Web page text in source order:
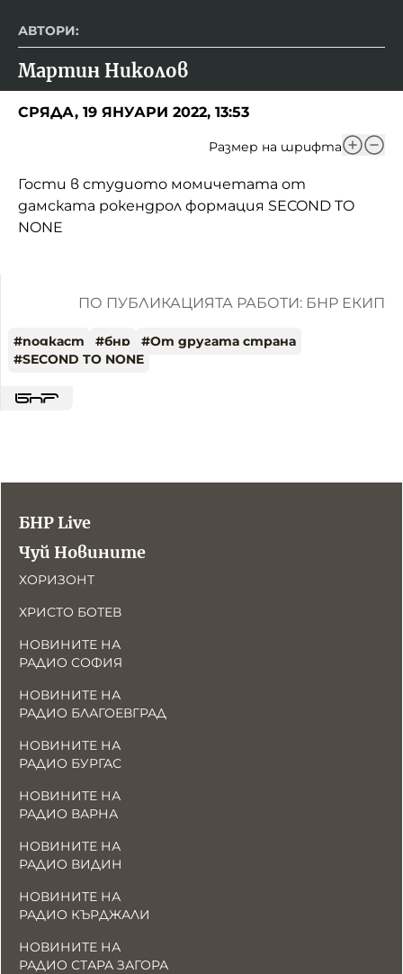
АВТОРИ:
Мартин Николов
СРЯДА, 19 ЯНУАРИ 2022, 13:53
Размер на шрифта
Гости в студиото момичетата от
дамската рокендрол формация SECOND TO
NONE
ПО ПУБЛИКАЦИЯТА РАБОТИ: БНР ЕКИП
#подкаст #бнр #От другата страна
#SECOND TO NONE
БНР Live
Чуй Новините
ХОРИЗОНТ
ХРИСТО БОТЕВ
НОВИНИТЕ НА
РАДИО СОФИЯ
НОВИНИТЕ НА
РАДИО БЛАГОЕВГРАД
НОВИНИТЕ НА
РАДИО БУРГАС
НОВИНИТЕ НА
РАДИО ВАРНА
НОВИНИТЕ НА
РАДИО ВИДИН
НОВИНИТЕ НА
РАДИО КЪРДЖАЛИ
НОВИНИТЕ НА
РАДИО СТАРА ЗАГОРА